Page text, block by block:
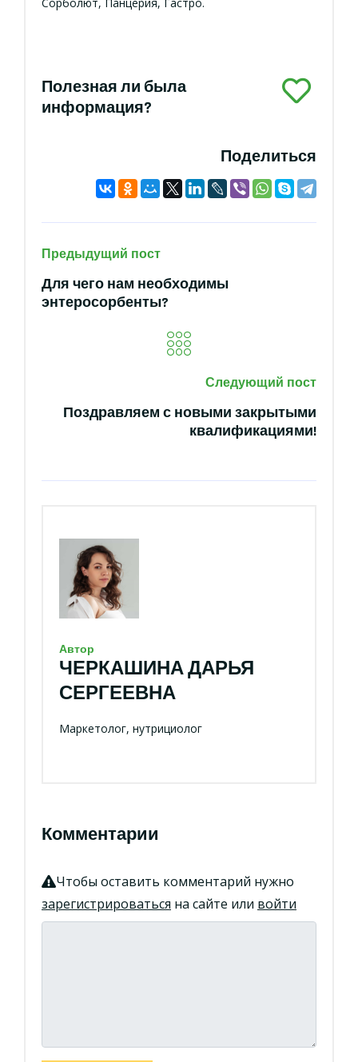
Полезная ли была
информация?
Поделиться
Предыдущий пост
Для чего нам необходимы
энтеросорбенты?
Следующий пост
Поздравляем с новыми закрытыми
квалификациями!
Автор
ЧЕРКАШИНА ДАРЬЯ
СЕРГЕЕВНА
Маркетолог, нутрициолог
Комментарии
Чтобы оставить комментарий нужно
зарегистрироваться на сайте или войти